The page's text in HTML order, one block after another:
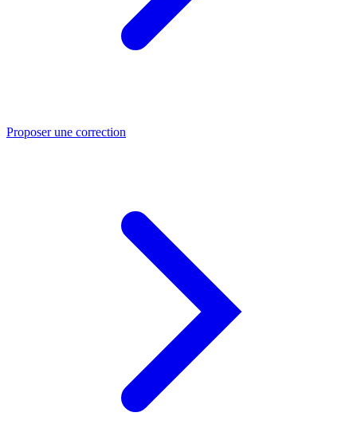
Proposer une correction